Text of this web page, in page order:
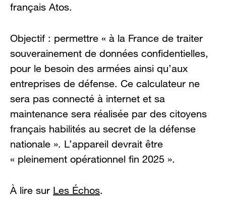
français Atos.
Objectif : permettre « à la France de traiter
souverainement de données confidentielles,
pour le besoin des armées ainsi qu’aux
entreprises de défense. Ce calculateur ne
sera pas connecté à internet et sa
maintenance sera réalisée par des citoyens
français habilités au secret de la défense
nationale ». L’appareil devrait être
« pleinement opérationnel fin 2025 ».
À lire sur Les Échos.